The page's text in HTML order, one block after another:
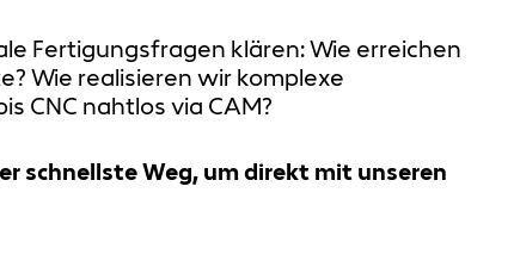
Fertigungsfragen klären: Wie erreichen
Wie realisieren wir komplexe
CNC nahtlos via CAM?
schnellste Weg, um direkt mit unseren